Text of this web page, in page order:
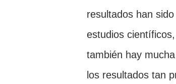
resultados han
estudios
también hay
los resultados tan